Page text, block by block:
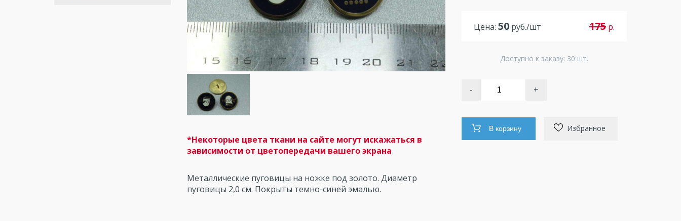
*Некоторые цвета ткани на сайте могут искажаться в
зависимости от цветопередачи вашего экрана
Металлические пуговицы на ножке под золото. Диаметр
пуговицы 2,0 см. Покрыты темно-синей эмалью.
Цена:50 руб./шт 175 р.
Доступно к заказу: 30 шт.
- +
В корзину Избранное